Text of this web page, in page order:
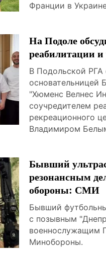
Франции в
На Подоле
реабилитации
В Подольской РГА
основательницей
"Хюменс Велнес
соучредителем
рекреационного
Владимиром
Бывший
резонансным
обороны: СМИ
Бывший
с позывным
военнослужащим
Минобороны.